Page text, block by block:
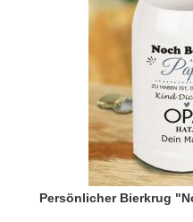
Persönlicher Bierkrug